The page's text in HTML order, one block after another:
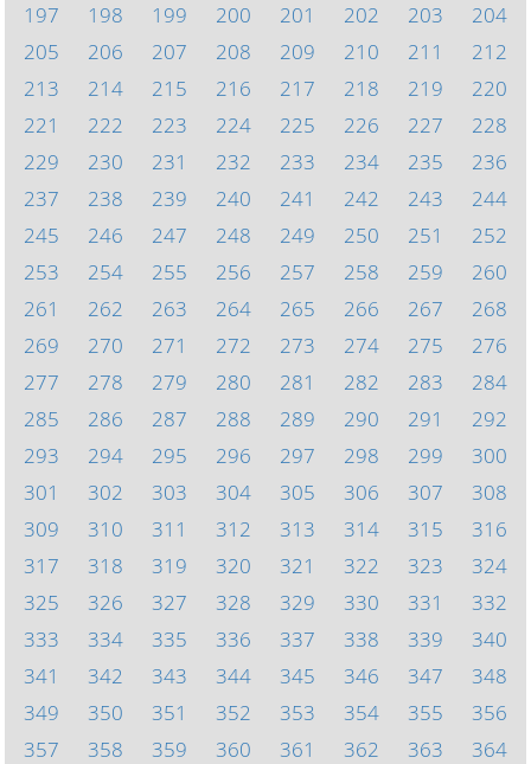
197
198 199 200 201 202 203
204
205
206 207 208 209 210 211
212
213
214 215 216 217 218 219
220
221
222 223 224 225 226 227
228
229
230 231 232 233 234 235
236
237
238 239 240 241 242 243
244
245
246 247 248 249 250 251
252
253
254 255 256 257 258 259
260
261
262 263 264 265 266 267
268
269
270 271 272 273 274 275
276
277
278 279 280 281 282 283
284
285
286 287 288 289 290 291
292
293
294 295 296 297 298 299
300
301
302 303 304 305 306 307
308
309
310 311 312 313 314 315
316
317
318 319 320 321 322 323
324
325
326 327 328 329 330 331
332
333
334 335 336 337 338 339
340
341
342 343 344 345 346 347
348
349
350 351 352 353 354 355
356
357
358 359 360 361 362 363 364